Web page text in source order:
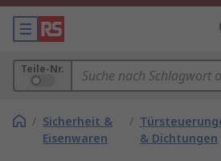
Teile-Nr.
/ Sicherheit &
Eisenwaren
/
& Dichtungen